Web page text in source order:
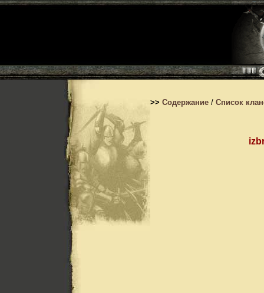
>> Содержание / Список